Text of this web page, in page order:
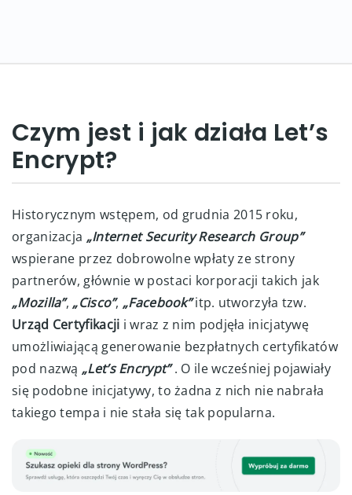
Czym jest i jak działa Let’s
Encrypt?
Historycznym wstępem, od grudnia 2015 roku,
organizacja „Internet Security Research Group”
wspierane przez dobrowolne wpłaty ze strony
partnerów, głównie w postaci korporacji takich jak
„Mozilla”, „Cisco”, „Facebook”itp. utworzyła tzw.
Urząd Certyfikacji i wraz z nim podjęła inicjatywę
umożliwiającą generowanie bezpłatnych certyfikatów
pod nazwą „Let’s Encrypt”. O ile wcześniej pojawiały
się podobne inicjatywy, to żadna z nich nie nabrała
takiego tempa i nie stała się tak popularna.